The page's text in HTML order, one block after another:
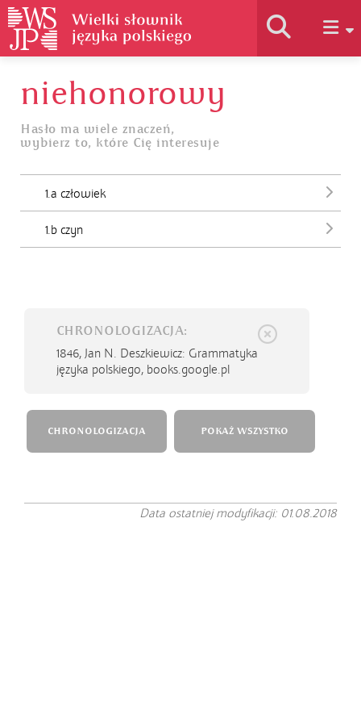
Historia słownika
Jak korzystać
niehonorowy
Hasło ma wiele znaczeń,
wybierz to, które Cię interesuje
1.a człowiek
1.b czyn
CHRONOLOGIZACJA:
1846, Jan N. Deszkiewicz: Grammatyka
języka polskiego, books.google.pl
CHRONOLOGIZACJA POKAŻ WSZYSTKO
Data ostatniej modyfikacji: 01.08.2018